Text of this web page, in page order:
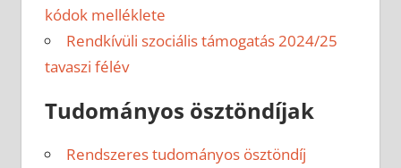
kódok melléklete
Rendkívüli szociális támogatás 2024/25
tavaszi félév
Tudományos ösztöndíjak
Rendszeres tudományos ösztöndíj